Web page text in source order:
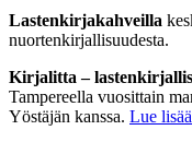
Lastenkirjakahveilla
nuortenkirjallisuudesta.
Kirjalitta –
Tampereella vuosittain
Yöstäjän kanssa. Lue